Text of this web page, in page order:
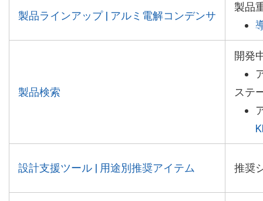
製品ラインアップ | アルミ電解コンデンサ
製品
製品検索
開発
ステ
設計支援ツール | 用途別推奨アイテム 推奨